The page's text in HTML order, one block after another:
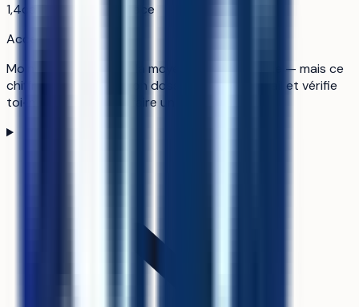
1,4candidats pour 1 place
Accessible
Moins de tension que la moyenne du catalogue — mais ce
chiffre ne dit rien de ton dossier. Ouvre le détail et vérifie
toi-même avant d'en faire un socle.